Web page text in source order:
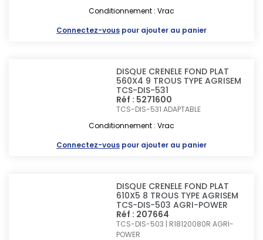
Conditionnement : Vrac
Connectez-vous pour ajouter au panier
DISQUE CRENELE FOND PLAT
560X4 9 TROUS TYPE AGRISEM
TCS-DIS-531
Réf : 5271600
TCS-DIS-531ADAPTABLE
Conditionnement : Vrac
Connectez-vous pour ajouter au panier
DISQUE CRENELE FOND PLAT
610X5 8 TROUS TYPE AGRISEM
TCS-DIS-503 AGRI-POWER
Réf : 207664
TCS-DIS-503 | R18120080RAGRI-
POWER